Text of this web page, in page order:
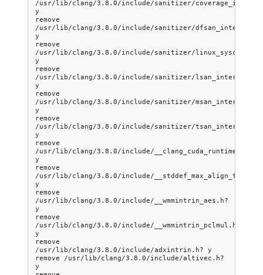
/usr/lib/clang/3.8.0/include/sanitizer/
y
remove
/usr/lib/clang/3.8.0/include/sanitizer/
y
remove
/usr/lib/clang/3.8.0/include/sanitizer/
y
remove
/usr/lib/clang/3.8.0/include/sanitizer/
y
remove
/usr/lib/clang/3.8.0/include/sanitizer/
y
remove
/usr/lib/clang/3.8.0/include/sanitizer/
y
remove
/usr/lib/clang/3.8.0/include/
y
remove
/usr/lib/clang/3.8.0/include/__stddef_max_align_t.h?
y
remove
/usr/lib/clang/3.8.0/include/__wmmintrin_aes.h?
y
remove
/usr/lib/clang/3.8.0/include/__wmmintrin_pclmul.h?
y
remove
/usr/lib/clang/3.8.0/include/adxintrin.h? y
remove
/usr/lib/clang/3.8.0/include/altivec.h?
y